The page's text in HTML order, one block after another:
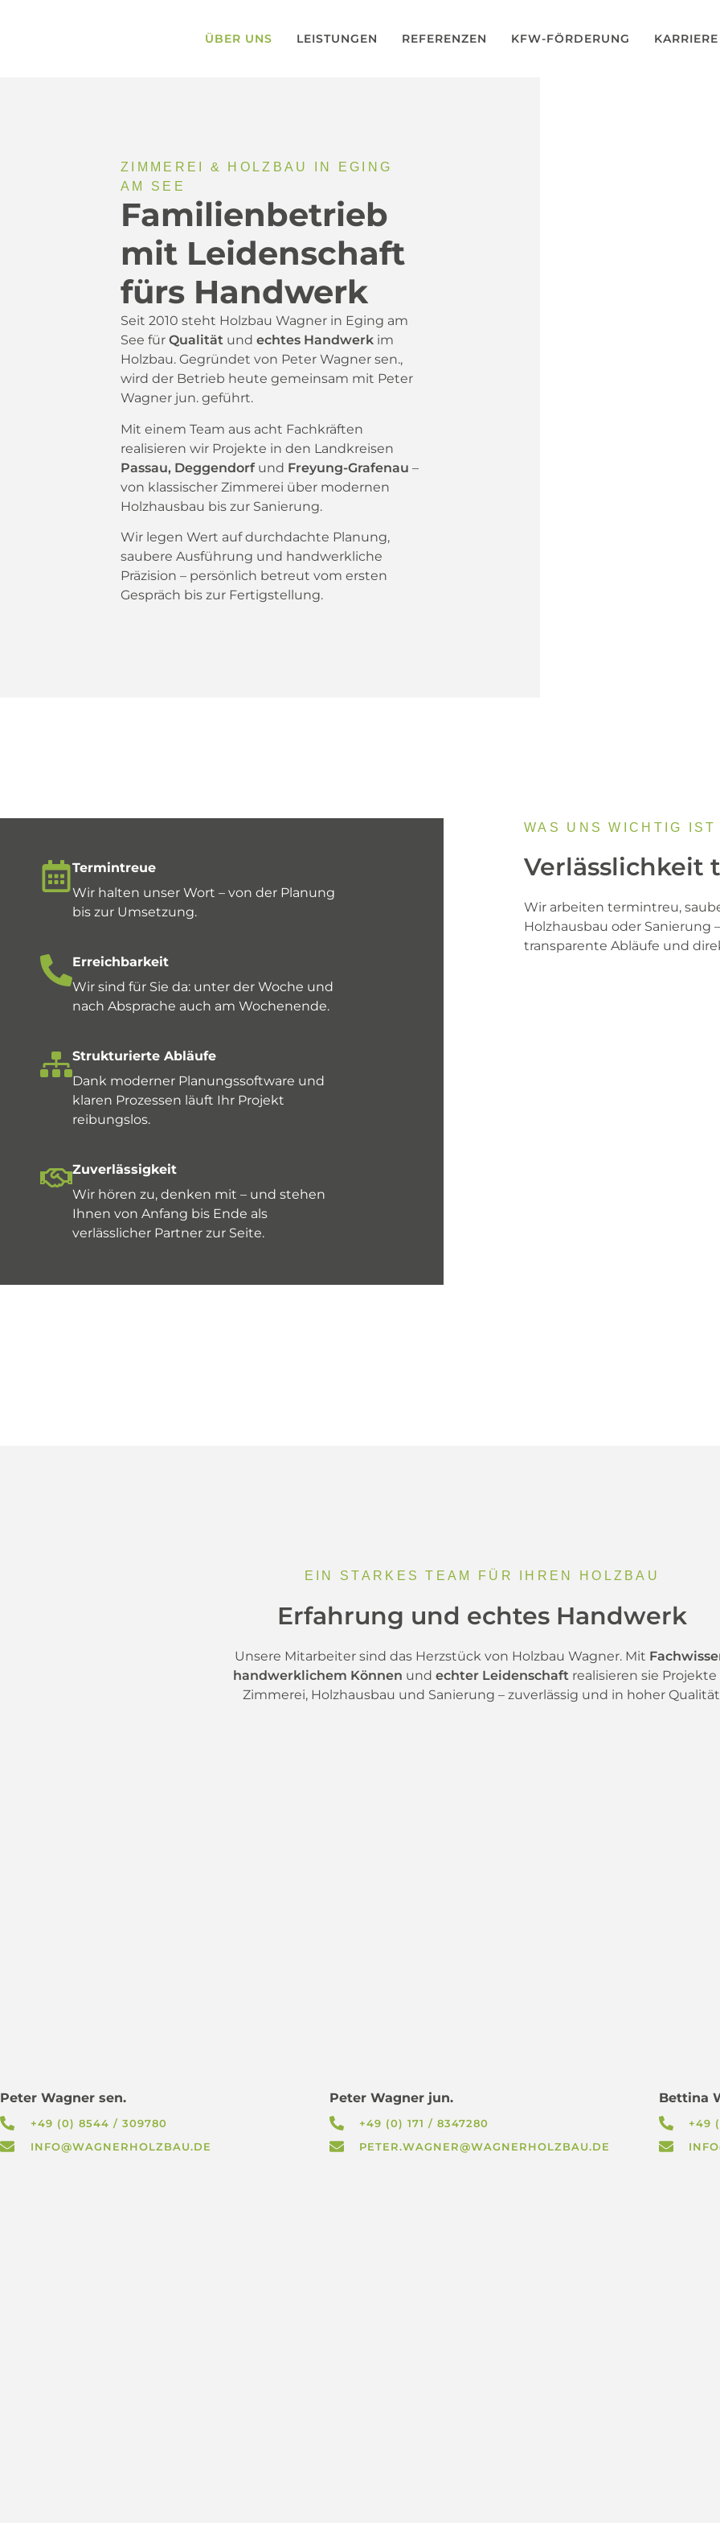
ÜBER UNS LEISTUNGEN REFERENZEN KFW-FÖRDERUNG KARRIERE
ZIMMEREI & HOLZBAU IN EGING
AM SEE
Familienbetrieb
mit Leidenschaft
fürs Handwerk
Seit 2010 steht Holzbau Wagner in Eging am
See für Qualität und echtes Handwerk im
Holzbau. Gegründet von Peter Wagner sen.,
wird der Betrieb heute gemeinsam mit Peter
Wagner jun. geführt.
Mit einem Team aus acht Fachkräften
realisieren wir Projekte in den Landkreisen
Passau, Deggendorfund Freyung-Grafenau –
von klassischer Zimmerei über modernen
Holzhausbau bis zur Sanierung.
Wir legen Wert auf durchdachte Planung,
saubere Ausführung und handwerkliche
Präzision – persönlich betreut vom ersten
Gespräch bis zur Fertigstellung.
Termintreue
Wir halten unser Wort – von der Planung
bis zur Umsetzung.
Erreichbarkeit
Wir sind für Sie da: unter der Woche und
nach Absprache auch am Wochenende.
Strukturierte Abläufe
Dank moderner Planungssoftware und
klaren Prozessen läuft Ihr Projekt
reibungslos.
Zuverlässigkeit
Wir hören zu, denken mit – und stehen
Ihnen von Anfang bis Ende als
verlässlicher Partner zur Seite.
WAS UNS WICHTIG IST
Verlässlichkeit
Wir arbeiten termintreu,
Holzhausbau oder Sanierung
transparente Abläufe und
EIN STARKES TEAM FÜR IHREN HOLZBAU
Erfahrung und echtes Handwerk
Unsere Mitarbeiter sind das Herzstück von Holzbau Wagner. Mit
handwerklichem Können und echter Leidenschaft realisieren sie Projekte
Zimmerei, Holzhausbau und Sanierung – zuverlässig und in hoher
Peter Wagner sen.
+49 (0) 8544 / 309780
INFO@WAGNERHOLZBAU.DE
Peter Wagner jun.
+49 (0) 171 / 8347280
PETER.WAGNER@WAGNERHOLZBAU.DE
Bettina
+49